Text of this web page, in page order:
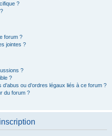
?
forum ?
jointes ?
?
?
ou d’ordres légaux liés à ce forum ?
du forum ?